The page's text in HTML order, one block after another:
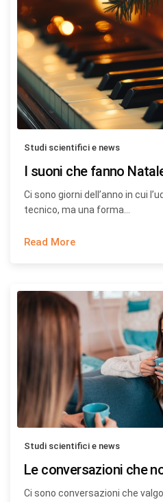
Studi scientifici e news
I suoni che fanno
Ci sono giorni dell’anno in cui
tecnico, ma una forma…
Read More
Studi scientifici e news
Le conversazioni che
Ci sono conversazioni che